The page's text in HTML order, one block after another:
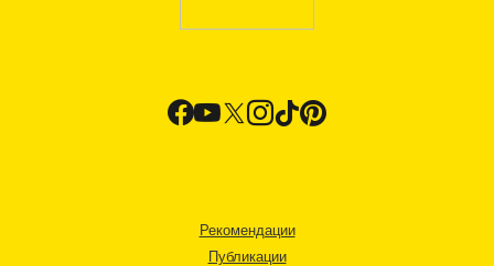
Рекомендации
Публикации